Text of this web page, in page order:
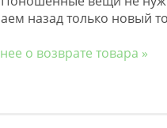
назад только новый
о возврате товара »